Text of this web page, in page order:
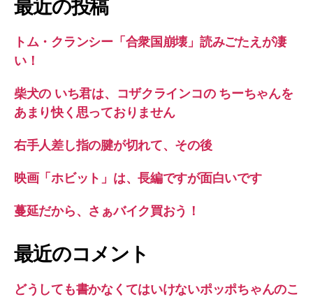
最近の投稿
トム・クランシー「合衆国崩壊」読みごたえが凄
い！
柴犬の いち君は、コザクラインコの ちーちゃんを
あまり快く思っておりません
右手人差し指の腱が切れて、その後
映画「ホビット」は、長編ですが面白いです
蔓延だから、さぁバイク買おう！
最近のコメント
どうしても書かなくてはいけないポッポちゃんのこ